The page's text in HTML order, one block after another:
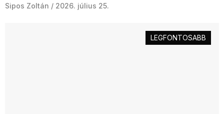
Sipos Zoltán 2026. július 25.
LEGFONTOSABB